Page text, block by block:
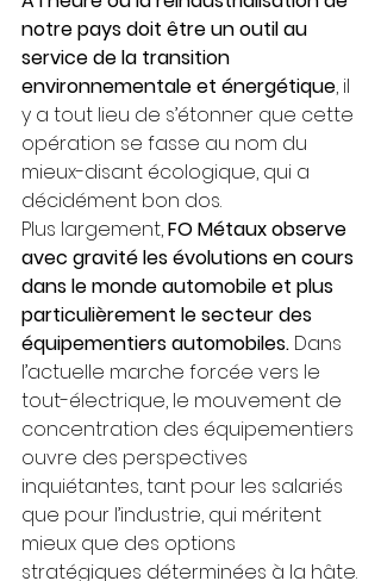
notre pays doit être un outil au
service de la transition
environnementale et énergétique, il
y a tout lieu de s’étonner que cette
opération se fasse au nom du
mieux-disant écologique, qui a
décidément bon dos.
Plus largement, FO Métaux observe
avec gravité les évolutions en cours
dans le monde automobile et plus
particulièrement le secteur des
équipementiers automobiles. Dans
l’actuelle marche forcée vers le
tout-électrique, le mouvement de
concentration des équipementiers
ouvre des perspectives
inquiétantes, tant pour les salariés
que pour l’industrie, qui méritent
mieux que des options
stratégiques déterminées à la hâte.